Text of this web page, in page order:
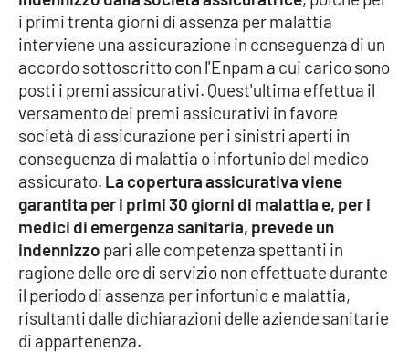
APP
Android
Apple
i primi trenta giorni di assenza per malattia
interviene una assicurazione in conseguenza di un
accordo sottoscritto con l'Enpam a cui carico sono
posti i premi assicurativi. Quest'ultima effettua il
versamento dei premi assicurativi in favore
società di assicurazione per i sinistri aperti in
conseguenza di malattia o infortunio del medico
assicurato. La copertura assicurativa viene
garantita per i primi 30 giorni di malattia e, per i
medici di emergenza sanitaria, prevede un
indennizzo pari alle competenza spettanti in
ragione delle ore di servizio non effettuate durante
il periodo di assenza per infortunio e malattia,
risultanti dalle dichiarazioni delle aziende sanitarie
di appartenenza.